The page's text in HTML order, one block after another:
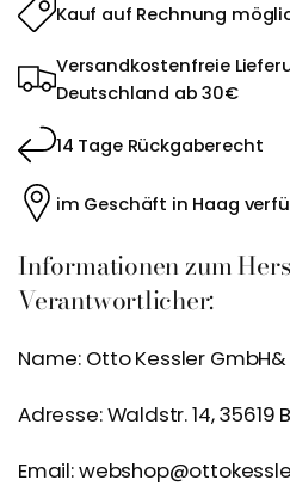
Kauf auf Rechnung
Versandkostenfreie
Deutschland ab 30€
14 Tage Rückgaberecht
im Geschäft in Haag
Informationen zum
Verantwortlicher:
Name: Otto Kessler GmbH&
Adresse: Waldstr. 14,
Email: